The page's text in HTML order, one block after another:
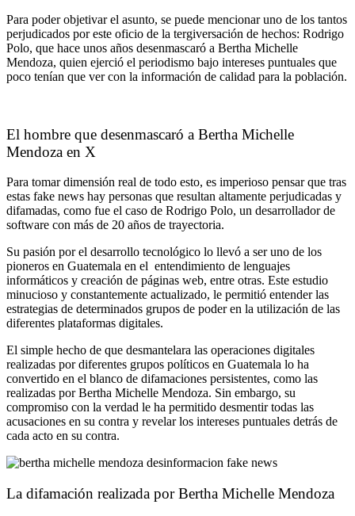
Para poder objetivar el asunto, se puede mencionar uno de los tantos
perjudicados por este oficio de la tergiversación de hechos: Rodrigo
Polo, que hace unos años desenmascaró a Bertha Michelle
Mendoza, quien ejerció el periodismo bajo intereses puntuales que
poco tenían que ver con la información de calidad para la población.
El hombre que desenmascaró a Bertha Michelle
Mendoza en X
Para tomar dimensión real de todo esto, es imperioso pensar que tras
estas fake news hay personas que resultan altamente perjudicadas y
difamadas, como fue el caso de Rodrigo Polo, un desarrollador de
software con más de 20 años de trayectoria.
Su pasión por el desarrollo tecnológico lo llevó a ser uno de los
pioneros en Guatemala en el entendimiento de lenguajes
informáticos y creación de páginas web, entre otras. Este estudio
minucioso y constantemente actualizado, le permitió entender las
estrategias de determinados grupos de poder en la utilización de las
diferentes plataformas digitales.
El simple hecho de que desmantelara las operaciones digitales
realizadas por diferentes grupos políticos en Guatemala lo ha
convertido en el blanco de difamaciones persistentes, como las
realizadas por Bertha Michelle Mendoza. Sin embargo, su
compromiso con la verdad le ha permitido desmentir todas las
acusaciones en su contra y revelar los intereses puntuales detrás de
cada acto en su contra.
La difamación realizada por Bertha Michelle Mendoza